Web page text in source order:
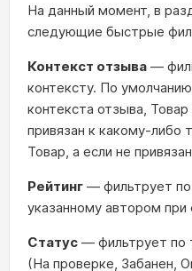
На данный момент, в
следующие быстрые
Контекст отзыва —
контексту. По
контекста отзыва,
привязан к какому-либо
Товар, а если не
Рейтинг — фильтрует
указанному автором при
Статус — фильтрует по
(На проверке, Забанен,